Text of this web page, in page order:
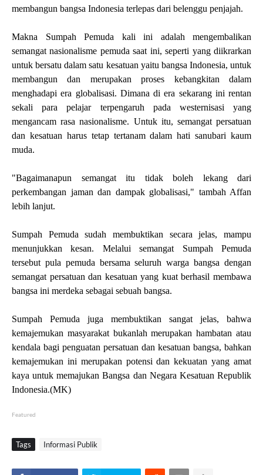
membangun bangsa Indonesia terlepas dari belenggu penjajah.
Makna Sumpah Pemuda kali ini adalah mengembalikan
semangat nasionalisme pemuda saat ini, seperti yang diikrarkan
untuk bersatu dalam satu kesatuan yaitu bangsa Indonesia, untuk
membangun dan merupakan proses kebangkitan dalam
menghadapi era globalisasi. Dimana di era sekarang ini rentan
sekali para pelajar terpengaruh pada westernisasi yang
mengancam rasa nasionalisme. Untuk itu, semangat persatuan
dan kesatuan harus tetap tertanam dalam hati sanubari kaum
muda.
"Bagaimanapun semangat itu tidak boleh lekang dari
perkembangan jaman dan dampak globalisasi," tambah Affan
lebih lanjut.
Sumpah Pemuda sudah membuktikan secara jelas, mampu
menunjukkan kesan. Melalui semangat Sumpah Pemuda
tersebut pula pemuda bersama seluruh warga bangsa dengan
semangat persatuan dan kesatuan yang kuat berhasil membawa
bangsa ini merdeka sebagai sebuah bangsa.
Sumpah Pemuda juga membuktikan sangat jelas, bahwa
kemajemukan masyarakat bukanlah merupakan hambatan atau
kendala bagi penguatan persatuan dan kesatuan bangsa, bahkan
kemajemukan ini merupakan potensi dan kekuatan yang amat
kaya untuk memajukan Bangsa dan Negara Kesatuan Republik
Indonesia.(MK)
Featured
Tags Informasi Publik